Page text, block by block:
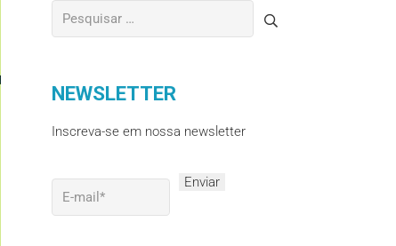
NEWSLETTER
Inscreva-se em nossa newsletter
Please leave this field empty.